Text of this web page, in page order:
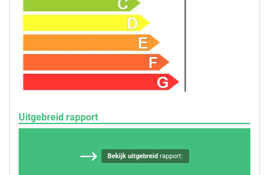
Uitgebreid rapport
Bekijk uitgebreidrapport: